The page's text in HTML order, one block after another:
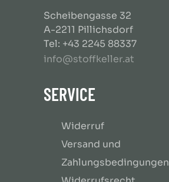
Scheibengasse 32
A-2211 Pillichsdorf
Tel: +43 2245 88337
info@stoffkeller.at
SERVICE
Widerruf
Versand und
Zahlungsbedingungen